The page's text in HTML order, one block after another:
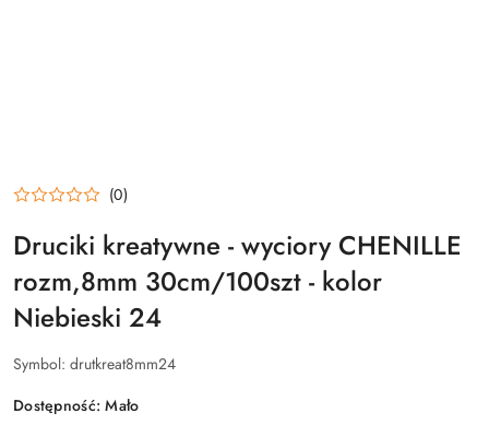
(0)
Druciki kreatywne - wyciory CHENILLE
rozm,8mm 30cm/100szt - kolor
Niebieski 24
Symbol: drutkreat8mm24
Dostępność:Mało